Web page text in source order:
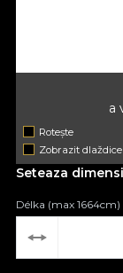
a
Rotește
Zobrazit dlaždice
Seteaza
Délka (max 1664cm)